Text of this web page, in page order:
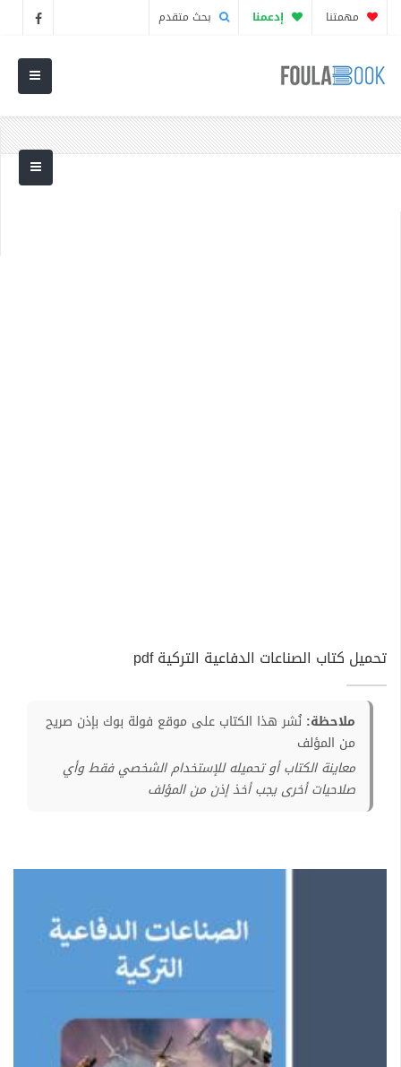
مهمتنا إدعمنا بحث متقدم
تحميل كتاب الصناعات الدفاعية التركية pdf
ملاحظة: نُشر هذا الكتاب على موقع فولة بوك بإذن صريح
من المؤلف
معاينة الكتاب أو تحميله للإستخدام الشخصي فقط وأي
صلاحيات أخرى يجب أخذ إذن من المؤلف